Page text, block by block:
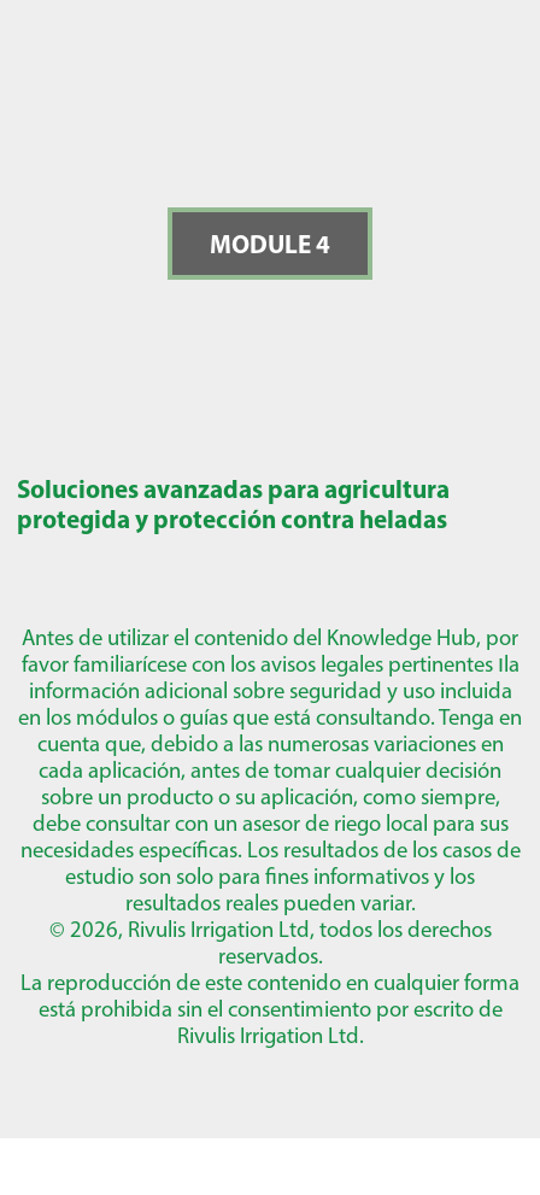
MODULE 4
Soluciones avanzadas para agricultura
protegida y protección contra heladas
Antes de utilizar el contenido del Knowledge Hub, por
favor familiarícese con los avisos legales pertinentes וla
información adicional sobre seguridad y uso incluida
en los módulos o guías que está consultando. Tenga en
cuenta que, debido a las numerosas variaciones en
cada aplicación, antes de tomar cualquier decisión
sobre un producto o su aplicación, como siempre,
debe consultar con un asesor de riego local para sus
necesidades específicas. Los resultados de los casos de
estudio son solo para fines informativos y los
resultados reales pueden variar.
© 2026, Rivulis Irrigation Ltd, todos los derechos
reservados.
La reproducción de este contenido en cualquier forma
está prohibida sin el consentimiento por escrito de
Rivulis Irrigation Ltd.